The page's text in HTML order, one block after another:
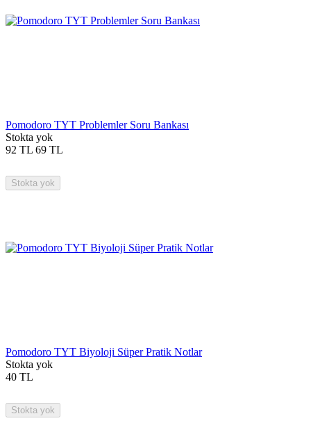
Pomodoro TYT Problemler Soru Bankası
Stokta yok
92 TL 69 TL
Stokta yok
Pomodoro TYT Biyoloji Süper Pratik Notlar
Stokta yok
40 TL
Stokta yok